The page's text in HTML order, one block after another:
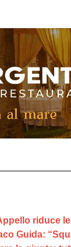
riduce
Guida: